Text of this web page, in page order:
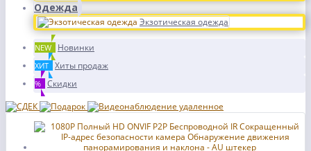
Одежда
Экзотическая одежда
NEW Новинки
ХИТ Хиты продаж
% Скидки